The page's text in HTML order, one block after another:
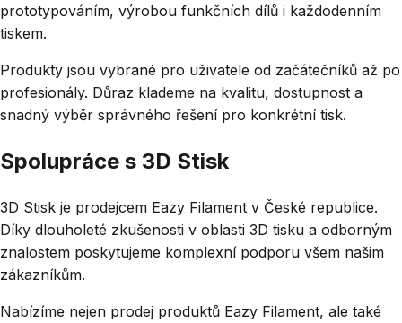
prototypováním, výrobou funkčních dílů i každodenním
tiskem.
Produkty jsou vybrané pro uživatele od začátečníků až po
profesionály. Důraz klademe na kvalitu, dostupnost a
snadný výběr správného řešení pro konkrétní tisk.
Spolupráce s 3D Stisk
3D Stisk je prodejcem Eazy Filament v České republice.
Díky dlouholeté zkušenosti v oblasti 3D tisku a odborným
znalostem poskytujeme komplexní podporu všem našim
zákazníkům.
Nabízíme nejen prodej produktů Eazy Filament, ale také